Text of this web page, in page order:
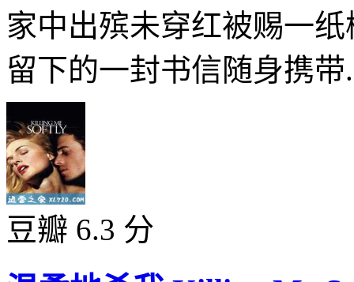
家中出殡未穿红被赐一
留下的一封书信随身携
豆瓣 6.3 分